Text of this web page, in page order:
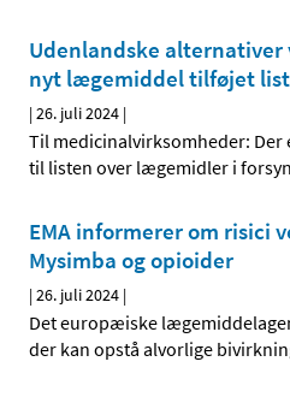
Udenlandske alternativer
nyt lægemiddel tilføjet
|26. juli 2024 |
Til medicinalvirksomheder:
til listen over lægemidler i
EMA informerer om risici
Mysimba og opioider
|26. juli 2024 |
Det europæiske
der kan opstå alvorlige